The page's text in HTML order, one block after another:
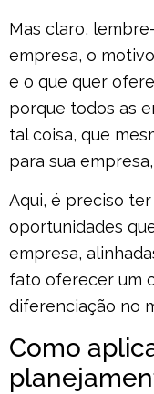
Mas claro,
empresa, o
e o que quer
porque todos as
tal coisa, que
para sua
Aqui, é preciso
oportunidades
empresa,
fato oferecer um
diferenciação no
Como